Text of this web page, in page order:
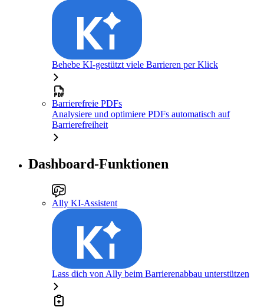
Behebe KI-gestützt viele Barrieren per Klick
Barrierefreie PDFs
Analysiere und optimiere PDFs automatisch auf
Barrierefreiheit
Dashboard-Funktionen
Ally KI-Assistent
Lass dich von Ally beim Barrierenabbau unterstützen